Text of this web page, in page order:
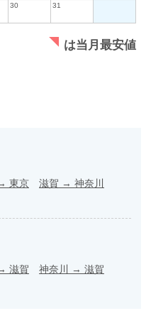
30 31
は当月最安値
東京 滋賀 → 神奈川
滋賀 神奈川 → 滋賀